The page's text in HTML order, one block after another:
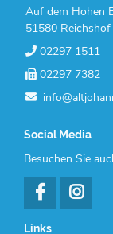
Auf dem Hohen
51580
02297 1511
02297 7382
Social Media
Besuchen Sie
Links